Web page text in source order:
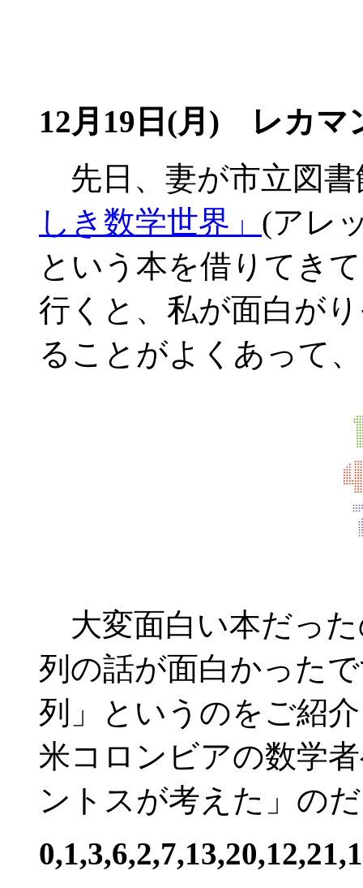
12月19日(月) レカマ
先日、妻が市立図
しき数学世界」 (アレ
という本を借りてき
行くと、私が面白が
ることがよくあって
大変面白い本だっ
列の話が面白かった
列」というのをご紹
米コロンビアの数学
ントスが考えた」の